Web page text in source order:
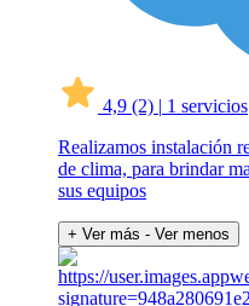
4,9 (2) | 1 servicios
Realizamos instalación
de clima, para brindar
sus equipos
+ Ver más - Ver menos